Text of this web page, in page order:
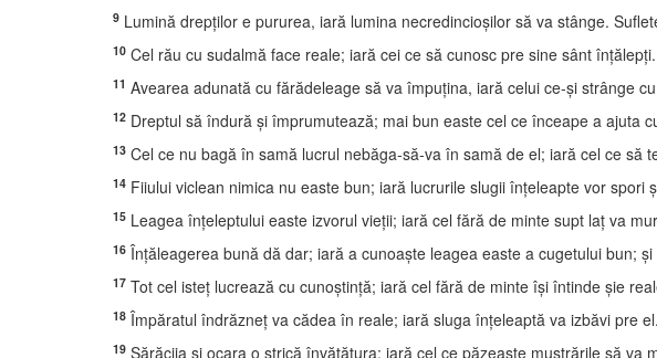
9 Lumină drepţilor e pururea, iară lumina necredincioşilor să va stânge.
10 Cel rău cu sudalmă face reale; iară cei ce să cunosc pre sine sânt înţălepţi.
11 Avearea adunată cu fărădeleage să va împuţina, iară celui ce-şi strânge
12 Dreptul să îndură şi împrumutează; mai bun easte cel ce înceape a ajuta
13 Cel ce nu bagă în samă lucrul nebăga-să-va în samă de el; iară cel ce să
14 Fiiului viclean nimica nu easte bun; iară lucrurile slugii înţeleapte vor spori
15 Leagea înţeleptului easte izvorul vieţii; iară cel fără de minte supt laţ va
16 Înţăleagerea bună dă dar; iară a cunoaşte leagea easte a cugetului bun;
17 Tot cel isteţ lucrează cu cunoştinţă; iară cel fără de minte îşi întinde şie
18 Împăratul îndrăzneţ va cădea în reale; iară sluga înţeleaptă va izbăvi pre el.
19 Sărăciia şi ocara o strică învăţătura; iară cel ce păzeaşte mustrările să va